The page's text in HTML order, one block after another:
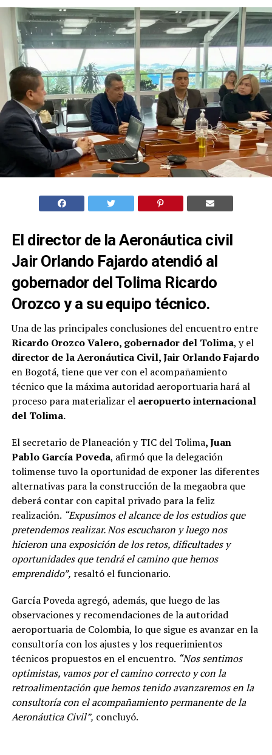
El director de la Aeronáutica civil
Jair Orlando Fajardo atendió al
gobernador del Tolima Ricardo
Orozco y a su equipo técnico.
Una de las principales conclusiones del encuentro entre
Ricardo Orozco Valero, gobernador del Tolima, y el
director de la Aeronáutica Civil, Jair Orlando Fajardo
en Bogotá, tiene que ver con el acompañamiento
técnico que la máxima autoridad aeroportuaria hará al
proceso para materializar el aeropuerto internacional
del Tolima.
El secretario de Planeación y TIC del Tolima, Juan
Pablo García Poveda, afirmó que la delegación
tolimense tuvo la oportunidad de exponer las diferentes
alternativas para la construcción de la megaobra que
deberá contar con capital privado para la feliz
realización. “Expusimos el alcance de los estudios que
pretendemos realizar. Nos escucharon y luego nos
hicieron una exposición de los retos, dificultades y
oportunidades que tendrá el camino que hemos
emprendido”, resaltó el funcionario.
García Poveda agregó, además, que luego de las
observaciones y recomendaciones de la autoridad
aeroportuaria de Colombia, lo que sigue es avanzar en la
consultoría con los ajustes y los requerimientos
técnicos propuestos en el encuentro. “Nos sentimos
optimistas, vamos por el camino correcto y con la
retroalimentación que hemos tenido avanzaremos en la
consultoría con el acompañamiento permanente de la
Aeronáutica Civil”, concluyó.